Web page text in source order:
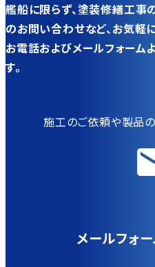
艦船に限らず、塗装修繕工事
のお問い合わせなど、お気軽
お電話およびメールフォーム
す。
施工のご依頼や製品
メールフォ